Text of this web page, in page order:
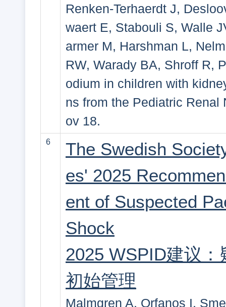
Renken-Terhaerdt J,
waert E, Stabouli S, Walle
armer M, Harshman L,
RW, Warady BA, Shroff R,
odium in children with
ns from the Pediatric Renal
ov 18.
6
The Swedish
es' 2025
ent of Suspected
Shock
2025 WSPID建议
初始管理
Malmgren A, Orfanos I,